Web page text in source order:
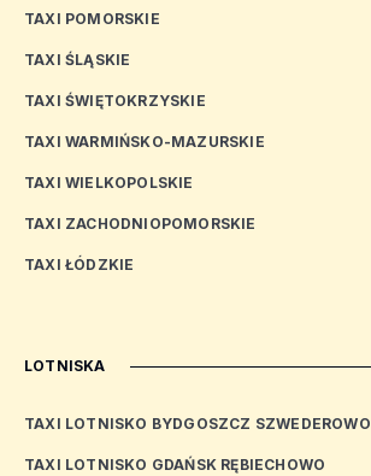
TAXI POMORSKIE
TAXI ŚLĄSKIE
TAXI ŚWIĘTOKRZYSKIE
TAXI WARMIŃSKO-MAZURSKIE
TAXI WIELKOPOLSKIE
TAXI ZACHODNIOPOMORSKIE
TAXI ŁÓDZKIE
LOTNISKA
TAXI LOTNISKO BYDGOSZCZ SZWEDEROWO
TAXI LOTNISKO GDAŃSK RĘBIECHOWO